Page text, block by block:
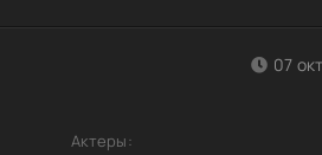
07
Актеры: